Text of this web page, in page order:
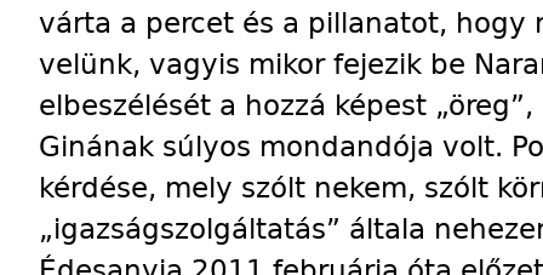
várta a percet és a pillanatot, hogy
velünk, vagyis mikor fejezik be
elbeszélését a hozzá képest
Ginának súlyos mondandója volt.
kérdése, mely szólt nekem, szólt
„igazságszolgáltatás” általa